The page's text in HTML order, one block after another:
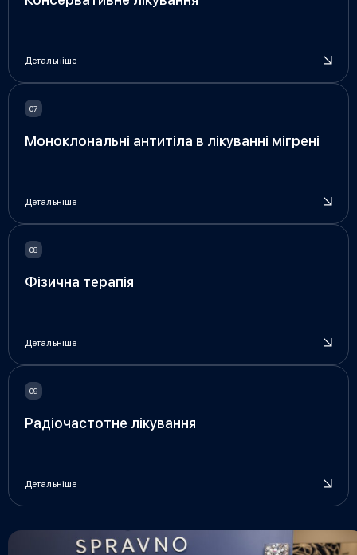
Детальніше
Моноклональні антитіла в лікуванні мігрені
Детальніше
Фізична терапія
Детальніше
Радіочастотне лікування
Детальніше